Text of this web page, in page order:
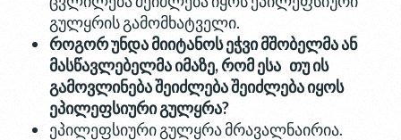
გულყრის გამომხატველი.
როგორუნდამიიტანოსეჭვიმშობელმაან
მასწავლებელმაიმაზე,რომესა თუის
გამოვლინებაშეიძლებაშეიძლებაიყოს
ეპილეფსიურიგულყრა?
ეპილეფსიური გულყრა მრავალნაირია.